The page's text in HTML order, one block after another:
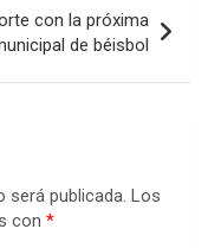
con la próxima
de béisbol
será publicada. Los
con *